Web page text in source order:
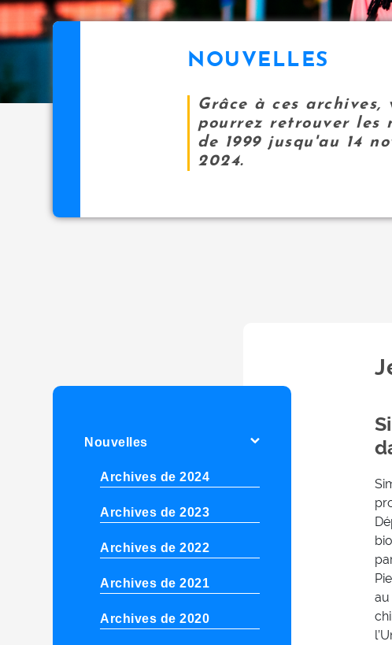
NOUVELLES
Grâce à ces archives,
pourrez retrouver les
de 1999 jusqu'au 14
2024.
Nouvelles
Archives de 2024
Archives de 2023
Archives de 2022
Archives de 2021
Archives de 2020
au